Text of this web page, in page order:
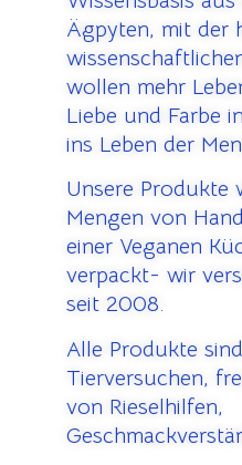
Ägpyten, mit der
wollen mehr
Liebe und Farbe
ins Leben der
Unsere Produkte
Mengen von
einer Veganen
verpackt- wir
seit 2008.
Alle Produkte
Tierversuchen,
von Rieselhilfen,